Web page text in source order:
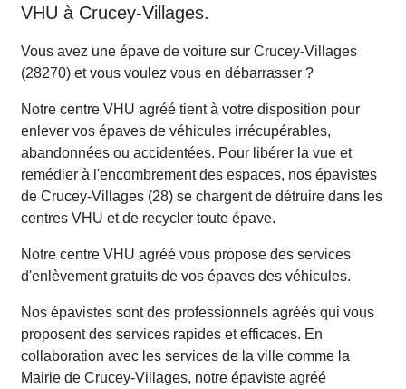
VHU à Crucey-Villages.
Vous avez une épave de voiture sur Crucey-Villages
(28270) et vous voulez vous en débarrasser ?
Notre centre VHU agréé tient à votre disposition pour
enlever vos épaves de véhicules irrécupérables,
abandonnées ou accidentées. Pour libérer la vue et
remédier à l'encombrement des espaces, nos épavistes
de Crucey-Villages (28) se chargent de détruire dans les
centres VHU et de recycler toute épave.
Notre centre VHU agréé vous propose des services
d'enlèvement gratuits de vos épaves des véhicules.
Nos épavistes sont des professionnels agréés qui vous
proposent des services rapides et efficaces. En
collaboration avec les services de la ville comme la
Mairie de Crucey-Villages, notre épaviste agréé